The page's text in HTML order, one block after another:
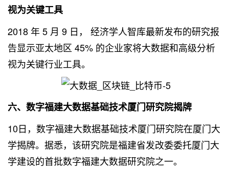
视为关键工具
2018 年 5 月 9 日， 经济学人智库最新发布的研究报
告显示亚太地区 45% 的企业家将大数据和高级分析
视为关键行业工具。
六、数字福建大数据基础技术厦门研究院揭牌
10日，数字福建大数据基础技术厦门研究院在厦门大
学揭牌。据悉，该研究院是福建省发改委委托厦门大
学建设的首批数字福建大数据研究院之一。